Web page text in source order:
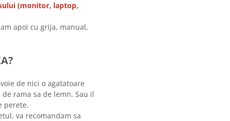
(monitor, laptop,
apoi cu grija, manual,
de nici o agatatoare
rama sa de lemn. Sau il
perete.
va recomandam sa